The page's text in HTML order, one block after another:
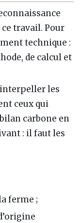
travail. Pour
technique :
de calcul et
les
ceux qui
carbone en
: il faut les
ferme ;